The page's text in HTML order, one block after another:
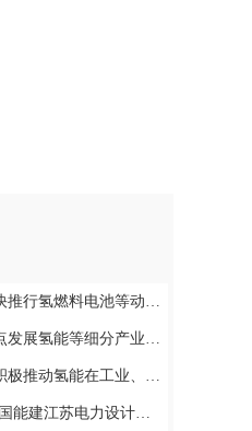
氢燃料电池等动力替代
产业 加强燃料电池等关键核心技术攻关
工业、交通、发电等领域的应用！
计院 中天海外首个大型储能项目签约